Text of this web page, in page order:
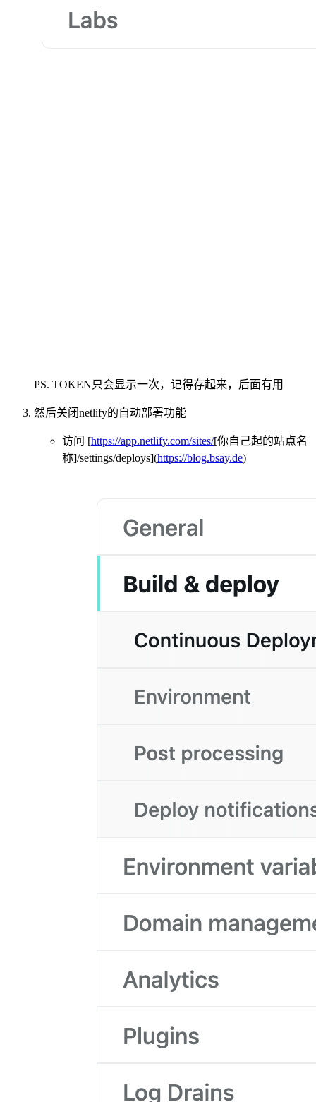
PS. TOKEN只会显示一次，记得存起来，后面有用
然后关闭netlify的自动部署功能
访问 [https://app.netlify.com/sites/[你自己起的站点名
称]/settings/deploys](https://blog.bsay.de)